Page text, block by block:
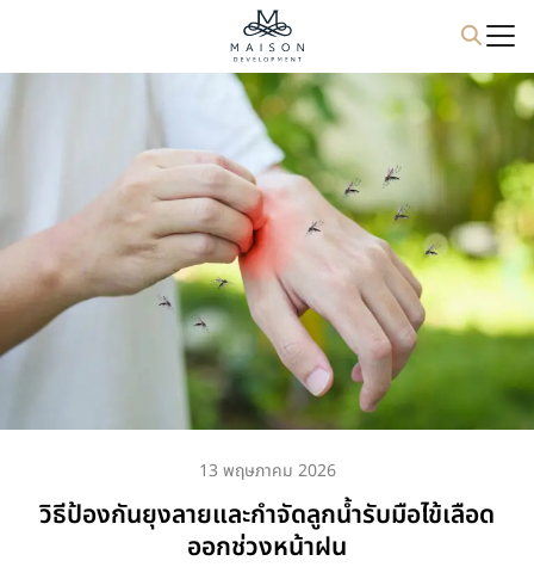
13 พฤษภาคม 2026
วิธีป้องกันยุงลายและกำจัดลูกน้ำรับมือไข้เลือด
ออกช่วงหน้าฝน